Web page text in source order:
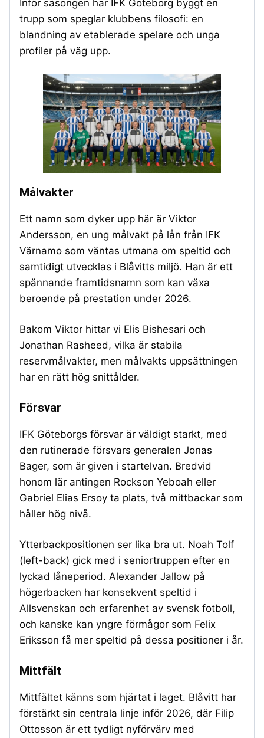
Inför säsongen har IFK Göteborg byggt en
trupp som speglar klubbens filosofi: en
blandning av etablerade spelare och unga
profiler på väg upp.
Målvakter
Ett namn som dyker upp här är Viktor
Andersson, en ung målvakt på lån från IFK
Värnamo som väntas utmana om speltid och
samtidigt utvecklas i Blåvitts miljö. Han är ett
spännande framtidsnamn som kan växa
beroende på prestation under 2026.
Bakom Viktor hittar vi Elis Bishesari och
Jonathan Rasheed, vilka är stabila
reservmålvakter, men målvakts uppsättningen
har en rätt hög snittålder.
Försvar
IFK Göteborgs försvar är väldigt starkt, med
den rutinerade försvars generalen Jonas
Bager, som är given i startelvan. Bredvid
honom lär antingen Rockson Yeboah eller
Gabriel Elias Ersoy ta plats, två mittbackar som
håller hög nivå.
Ytterbackpositionen ser lika bra ut. Noah Tolf
(left-back) gick med i seniortruppen efter en
lyckad låneperiod. Alexander Jallow på
högerbacken har konsekvent speltid i
Allsvenskan och erfarenhet av svensk fotboll,
och kanske kan yngre förmågor som Felix
Eriksson få mer speltid på dessa positioner i år.
Mittfält
Mittfältet känns som hjärtat i laget. Blåvitt har
förstärkt sin centrala linje inför 2026, där Filip
Ottosson är ett tydligt nyförvärv med